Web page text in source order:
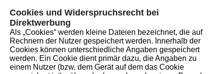
Cookies und Widerspruchsrecht bei
Direktwerbung
Als „Cookies“ werden kleine Dateien bezeichnet, die auf
Rechnern der Nutzer gespeichert werden. Innerhalb der
Cookies können unterschiedliche Angaben gespeichert
werden. Ein Cookie dient primär dazu, die Angaben zu
einem Nutzer (bzw. dem Gerät auf dem das Cookie